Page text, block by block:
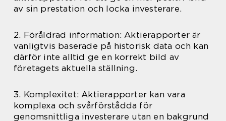
av sin prestation och locka investerare.
2. Föråldrad information: Aktierapporter är
vanligtvis baserade på historisk data och kan
därför inte alltid ge en korrekt bild av
företagets aktuella ställning.
3. Komplexitet: Aktierapporter kan vara
komplexa och svårförstådda för
genomsnittliga investerare utan en bakgrund